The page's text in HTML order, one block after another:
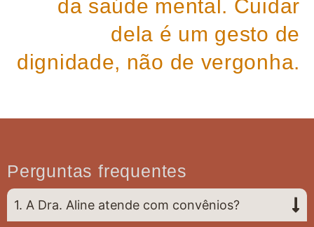
da saúde mental. Cuidar
dela é um gesto de
dignidade, não de vergonha.
Perguntas frequentes
1. A Dra. Aline atende com convênios?